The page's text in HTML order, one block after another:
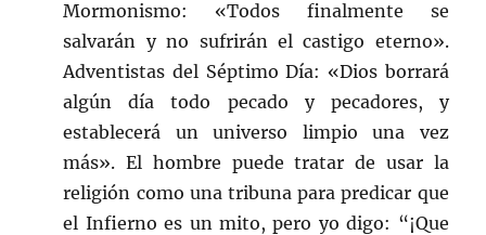
Mormonismo: «Todos finalmente se
salvarán y no sufrirán el castigo eterno».
Adventistas del Séptimo Día: «Dios borrará
algún día todo pecado y pecadores, y
establecerá un universo limpio una vez
más». El hombre puede tratar de usar la
religión como una tribuna para predicar que
el Infierno es un mito, pero yo digo: “¡Que